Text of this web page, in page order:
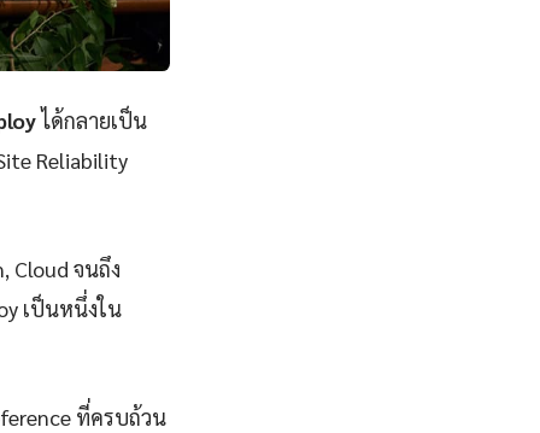
ได้กลายเป็น
Reliability
Cloud จนถึง
เป็นหนึ่งใน
ที่ครบถ้วน